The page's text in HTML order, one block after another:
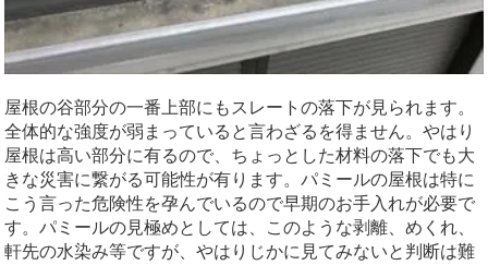
屋根の谷部分の一番上部にもスレートの落下が見られます。
全体的な強度が弱まっていると言わざるを得ません。やはり
屋根は高い部分に有るので、ちょっとした材料の落下でも大
きな災害に繋がる可能性が有ります。パミールの屋根は特に
こう言った危険性を孕んでいるので早期のお手入れが必要で
す。パミールの見極めとしては、このような剥離、めくれ、
軒先の水染み等ですが、やはりじかに見てみないと判断は難